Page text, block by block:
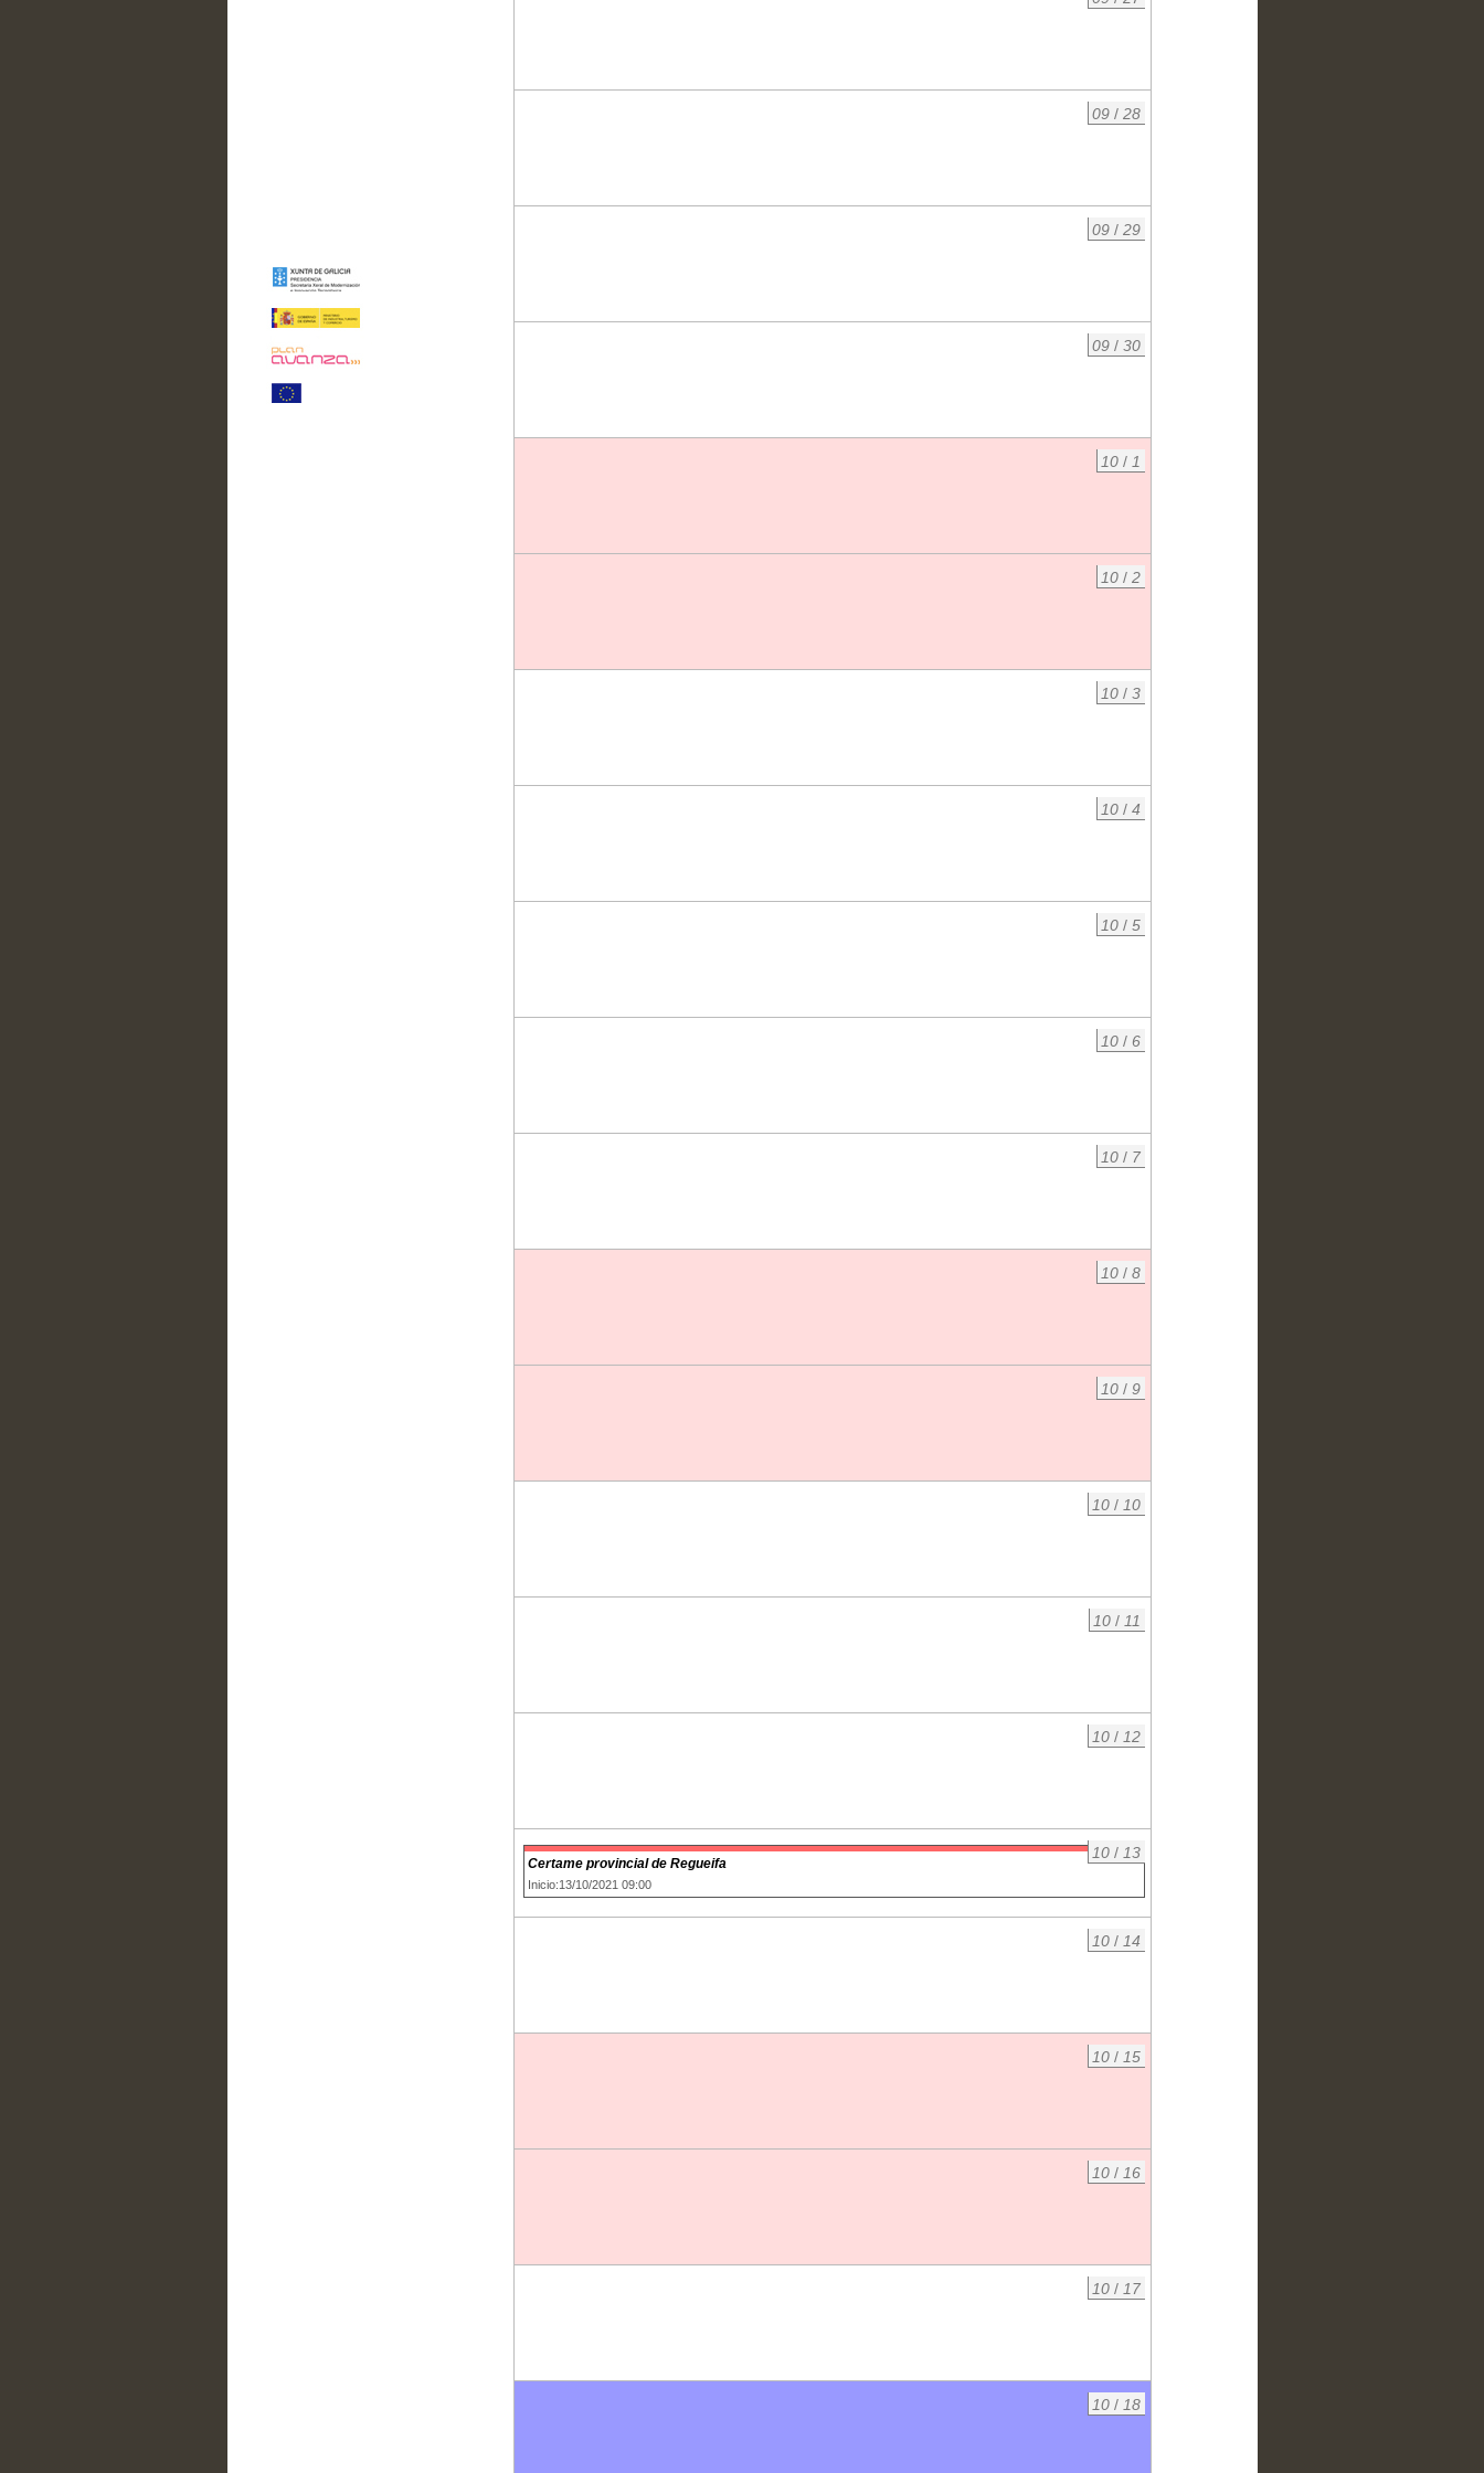
09 / 28
09 / 29
09 / 30
10 / 1
10 / 2
10 / 3
10 / 4
10 / 5
10 / 6
10 / 7
10 / 8
10 / 9
10 / 10
10 / 11
10 / 12
10 / 13
Certame provincial de Regueifa
Inicio:13/10/2021 09:00
10 / 14
10 / 15
10 / 16
10 / 17
10 / 18